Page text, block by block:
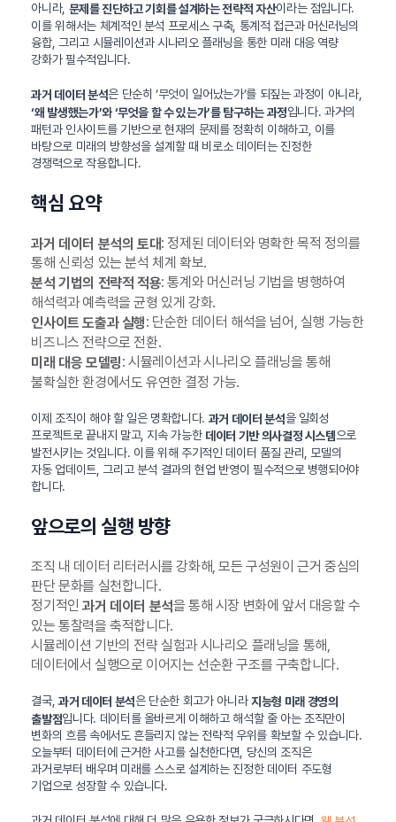
아니라, 문제를 진단하고 기회를 설계하는 전략적 자산이라는 점입니다.
이를 위해서는 체계적인 분석 프로세스 구축, 통계적 접근과 머신러닝의
융합, 그리고 시뮬레이션과 시나리오 플래닝을 통한 미래 대응 역량
강화가 필수적입니다.
과거 데이터 분석은 단순히 ‘무엇이 일어났는가’를 되짚는 과정이 아니라,
‘왜 발생했는가’와 ‘무엇을 할 수 있는가’를 탐구하는 과정입니다. 과거의
패턴과 인사이트를 기반으로 현재의 문제를 정확히 이해하고, 이를
바탕으로 미래의 방향성을 설계할 때 비로소 데이터는 진정한
경쟁력으로 작용합니다.
핵심 요약
과거 데이터 분석의 토대: 정제된 데이터와 명확한 목적 정의를
통해 신뢰성 있는 분석 체계 확보.
분석 기법의 전략적 적용: 통계와 머신러닝 기법을 병행하여
해석력과 예측력을 균형 있게 강화.
인사이트 도출과 실행: 단순한 데이터 해석을 넘어, 실행 가능한
비즈니스 전략으로 전환.
미래 대응 모델링: 시뮬레이션과 시나리오 플래닝을 통해
불확실한 환경에서도 유연한 결정 가능.
이제 조직이 해야 할 일은 명확합니다. 과거 데이터 분석을 일회성
프로젝트로 끝내지 말고, 지속 가능한 데이터 기반 의사결정 시스템으로
발전시키는 것입니다. 이를 위해 주기적인 데이터 품질 관리, 모델의
자동 업데이트, 그리고 분석 결과의 현업 반영이 필수적으로 병행되어야
합니다.
앞으로의 실행 방향
조직 내 데이터 리터러시를 강화해, 모든 구성원이 근거 중심의
판단 문화를 실천합니다.
정기적인과거 데이터 분석을 통해 시장 변화에 앞서 대응할 수
있는 통찰력을 축적합니다.
시뮬레이션 기반의 전략 실험과 시나리오 플래닝을 통해,
데이터에서 실행으로 이어지는 선순환 구조를 구축합니다.
결국, 과거 데이터 분석은 단순한 회고가 아니라지능형 미래 경영의
출발점입니다. 데이터를 올바르게 이해하고 해석할 줄 아는 조직만이
변화의 흐름 속에서도 흔들리지 않는 전략적 우위를 확보할 수 있습니다.
오늘부터 데이터에 근거한 사고를 실천한다면, 당신의 조직은
과거로부터 배우며 미래를 스스로 설계하는 진정한 데이터 주도형
기업으로 성장할 수 있습니다.